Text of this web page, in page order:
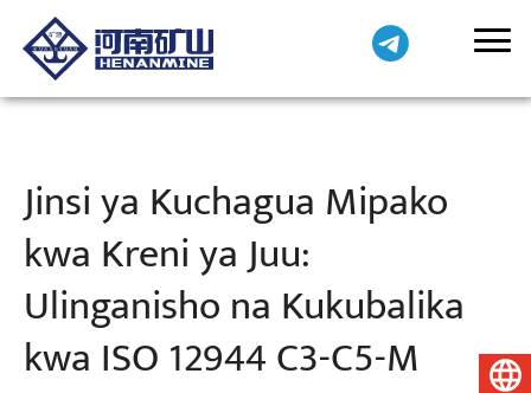
Jinsi ya Kuchagua Mipako
kwa Kreni ya Juu:
Ulinganisho na Kukubalika
kwa ISO 12944 C3-C5-M Kiswahili